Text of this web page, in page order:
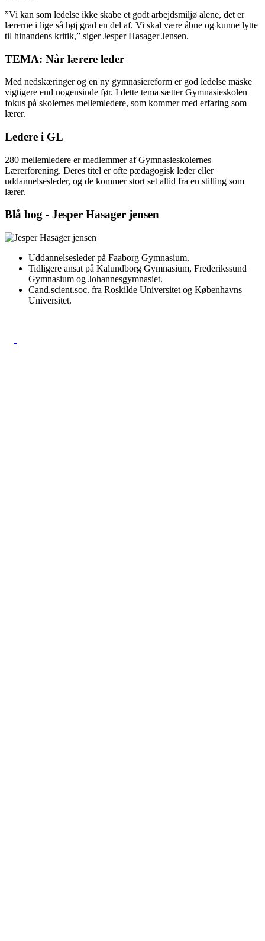
”Vi kan som ledelse ikke skabe et godt arbejdsmiljø alene, det er
lærerne i lige så høj grad en del af. Vi skal være åbne og kunne lytte
til hinandens kritik,” siger Jesper Hasager Jensen.
TEMA: Når lærere leder
Med nedskæringer og en ny gymnasie­reform er god ledelse måske
vigtigere end nogensinde før. I dette tema sætter Gymnasie­skolen
fokus på skolernes mellem­ledere, som kommer med ­er­faring som
lærer.
Ledere i GL
280 mellemledere er medlemmer af Gymnasieskolernes
Lærerforening. Deres titel er ofte pædagogisk leder eller
uddannelses­leder, og de kommer stort set altid fra en stilling som
lærer.
Blå bog - Jesper Hasager jensen
Uddannelsesleder på Faaborg Gymnasium.
Tidligere ansat på Kalundborg Gymnasium, Frederikssund
Gymnasium og Johannesgymnasiet.
Cand.scient.soc. fra Roskilde Universitet og Københavns
Universitet.